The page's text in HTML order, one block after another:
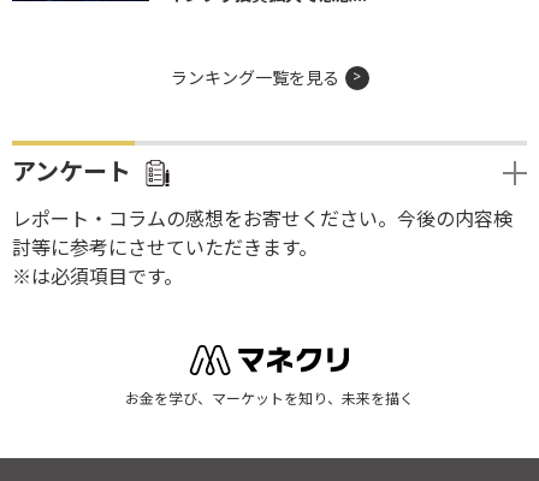
ランキング一覧を見る
アンケート
レポート・コラムの感想をお寄せください。今後の内容検
討等に参考にさせていただきます。
※は必須項目です。
お金を学び、マーケットを知り、未来を描く